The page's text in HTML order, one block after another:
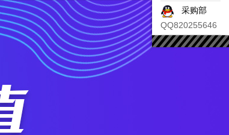
采购部
QQ820255646